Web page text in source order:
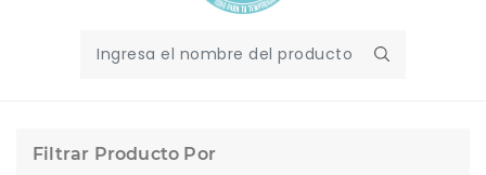
Filtrar Producto Por